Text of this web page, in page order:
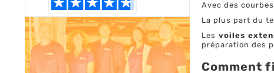
Avec des
La plus part du
Les voiles
préparation des
Comment